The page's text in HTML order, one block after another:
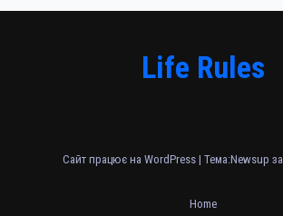
Life Rules
Сайт працює на WordPress | Тема:Newsup за
Home